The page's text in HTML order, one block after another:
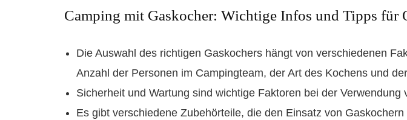
Camping mit Gaskocher: Wichtige Infos und Tipps für
Die Auswahl des richtigen Gaskochers hängt von verschiedenen
Anzahl der Personen im Campingteam, der Art des Kochens und
Sicherheit und Wartung sind wichtige Faktoren bei der Verwendung
Es gibt verschiedene Zubehörteile, die den Einsatz von Gaskochern